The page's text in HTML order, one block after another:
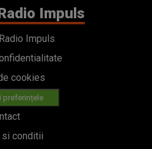
Impuls
Impuls
cookies
preferințele
si conditii